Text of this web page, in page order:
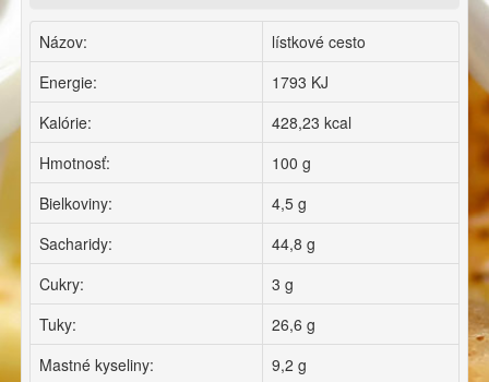
Názov:
lístkové cesto
Energie:
1793 KJ
Kalórie:
428,23 kcal
Hmotnosť:
100 g
Bielkoviny:
4,5 g
Sacharidy:
44,8 g
Cukry:
3 g
Tuky:
26,6 g
Mastné kyseliny:
9,2 g